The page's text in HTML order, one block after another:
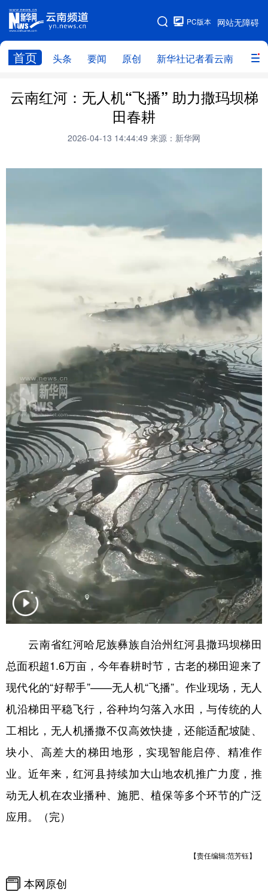
网站无障碍
PC版本
首页 头条 要闻 原创 新华社记者看云南 政务
网站地图
头条 云南要闻 本网原创
政务
云南省领导报道集
教育
州市
社会
云南故事
趣看文物
云南红河：无人机“飞播” 助力撒玛坝梯
田春耕
2026-04-13 14:44:49 来源：新华网
云南省红河哈尼族彝族自治州红河县撒玛坝梯田
总面积超1.6万亩，今年春耕时节，古老的梯田迎来了
现代化的“好帮手”——无人机“飞播”。作业现场，无人
机沿梯田平稳飞行，谷种均匀落入水田，与传统的人
工相比，无人机播撒不仅高效快捷，还能适配坡陡、
块小、高差大的梯田地形，实现智能启停、精准作
业。近年来，红河县持续加大山地农机推广力度，推
动无人机在农业播种、施肥、植保等多个环节的广泛
应用。（完）
【责任编辑:范芳钰】
本网原创